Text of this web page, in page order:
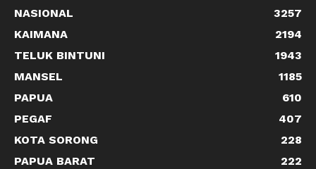
NASIONAL
3257
KAIMANA
2194
TELUK BINTUNI
1943
MANSEL
1185
PAPUA
610
PEGAF
407
KOTA SORONG
228
PAPUA BARAT
222